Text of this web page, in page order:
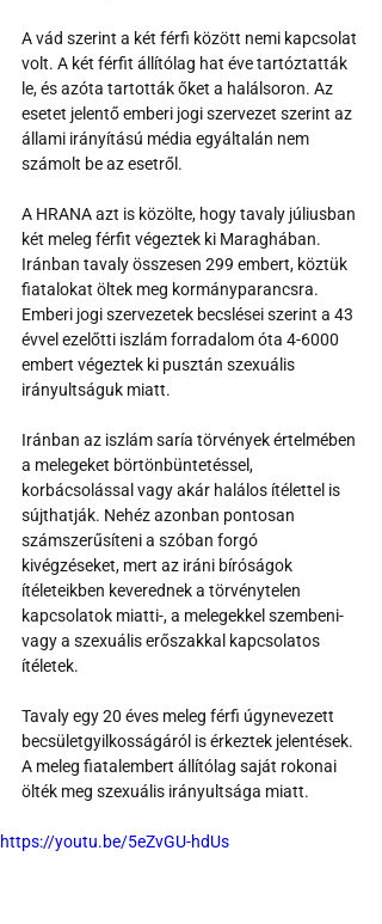
A vád szerint a két férfi között nemi kapcsolat
volt. A két férfit állítólag hat éve tartóztatták
le, és azóta tartották őket a halálsoron. Az
esetet jelentő emberi jogi szervezet szerint az
állami irányítású média egyáltalán nem
számolt be az esetről.
A HRANA azt is közölte, hogy tavaly júliusban
két meleg férfit végeztek ki Maraghában.
Iránban tavaly összesen 299 embert, köztük
fiatalokat öltek meg kormányparancsra.
Emberi jogi szervezetek becslései szerint a 43
évvel ezelőtti iszlám forradalom óta 4-6000
embert végeztek ki pusztán szexuális
irányultságuk miatt.
Iránban az iszlám saría törvények értelmében
a melegeket börtönbüntetéssel,
korbácsolással vagy akár halálos ítélettel is
sújthatják. Nehéz azonban pontosan
számszerűsíteni a szóban forgó
kivégzéseket, mert az iráni bíróságok
ítéleteikben keverednek a törvénytelen
kapcsolatok miatti-, a melegekkel szembeni-
vagy a szexuális erőszakkal kapcsolatos
ítéletek.
Tavaly egy 20 éves meleg férfi úgynevezett
becsületgyilkosságáról is érkeztek jelentések.
A meleg fiatalembert állítólag saját rokonai
ölték meg szexuális irányultsága miatt.
https://youtu.be/5eZvGU-hdUs